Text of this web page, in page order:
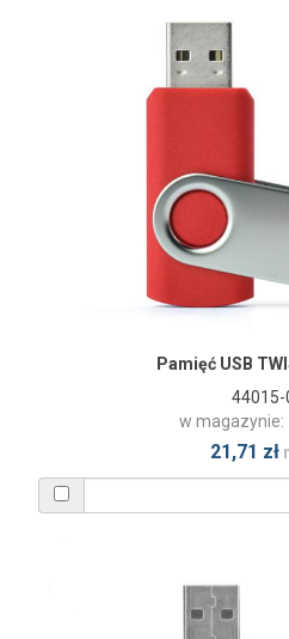
Pamięć USB
44015-
w magazynie:
21,71 zł